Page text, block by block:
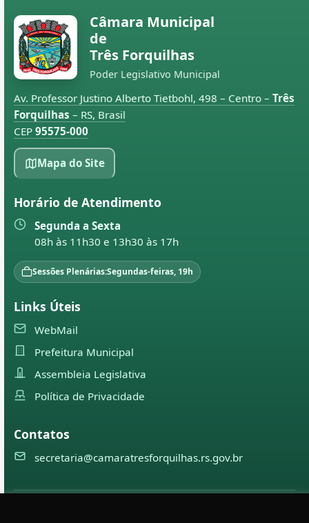
Câmara Municipal
de
Três Forquilhas
Poder Legislativo Municipal
Av. Professor Justino Alberto Tietbohl, 498 – Centro – Três
Forquilhas – RS, Brasil
CEP 95575-000
Mapa do Site
Horário de Atendimento
Segunda a Sexta
08h às 11h30 e 13h30 às 17h
Sessões Plenárias:Segundas-feiras, 19h
Links Úteis
WebMail
Prefeitura Municipal
Assembleia Legislativa
Política de Privacidade
Contatos
secretaria@camaratresforquilhas.rs.gov.br